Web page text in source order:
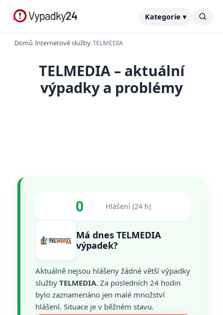
Kategorie ▾
Domů›Internetové služby›TELMEDIA
TELMEDIA – aktuální
výpadky a problémy
0 Hlášení (24 h)
Má dnes TELMEDIA
výpadek?
Aktuálně nejsou hlášeny žádné větší výpadky
služby TELMEDIA. Za posledních 24 hodin
bylo zaznamenáno jen malé množství
hlášení. Situace je v běžném stavu.